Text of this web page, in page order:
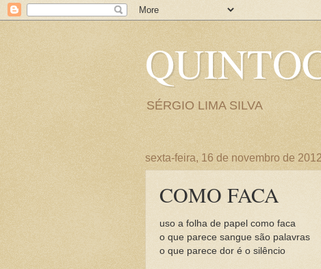
SÉRGIO LIMA SILVA
sexta-feira, 16 de novembro de 2012
COMO FACA
uso a folha de papel como faca
o que parece sangue são palavras
o que parece dor é o silêncio